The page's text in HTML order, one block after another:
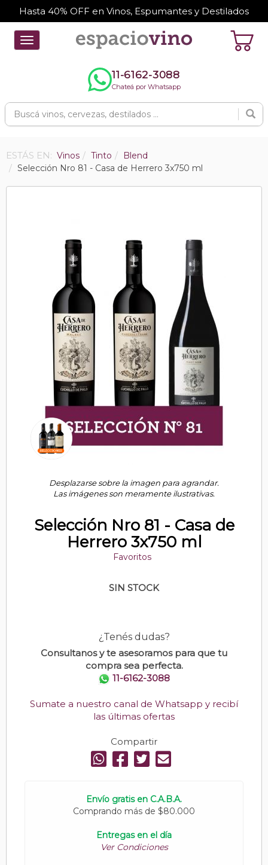
Hasta 40% OFF en Vinos, Espumantes y Destilados
Toggle
navigation
11-6162-3088
Chateá por Whatsapp
ESTÁS EN: Vinos Tinto
Blend
Selección Nro 81 - Casa de Herrero 3x750 ml
Desplazarse sobre la imagen para agrandar.
Las imágenes son meramente ilustrativas.
Selección Nro 81 - Casa de
Herrero 3x750 ml
Favoritos
SIN STOCK
¿Tenés dudas?
Consultanos y te asesoramos para que tu
compra sea perfecta.
11-6162-3088
Sumate a nuestro canal de Whatsapp y recibí
las últimas ofertas
Compartir
Envío gratis en C.A.B.A.
Comprando más de $80.000
Entregas en el día
Ver Condiciones